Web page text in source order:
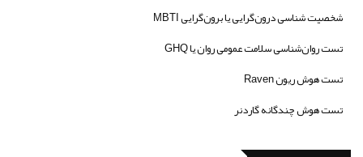
شخصیت شناسی درون‌گرایی یا برون‌گرایی MBTI
تست روان‌شناسی سلامت عمومی روان یا GHQ
تست هوش ریون Raven
تست هوش چندگانه گاردنر